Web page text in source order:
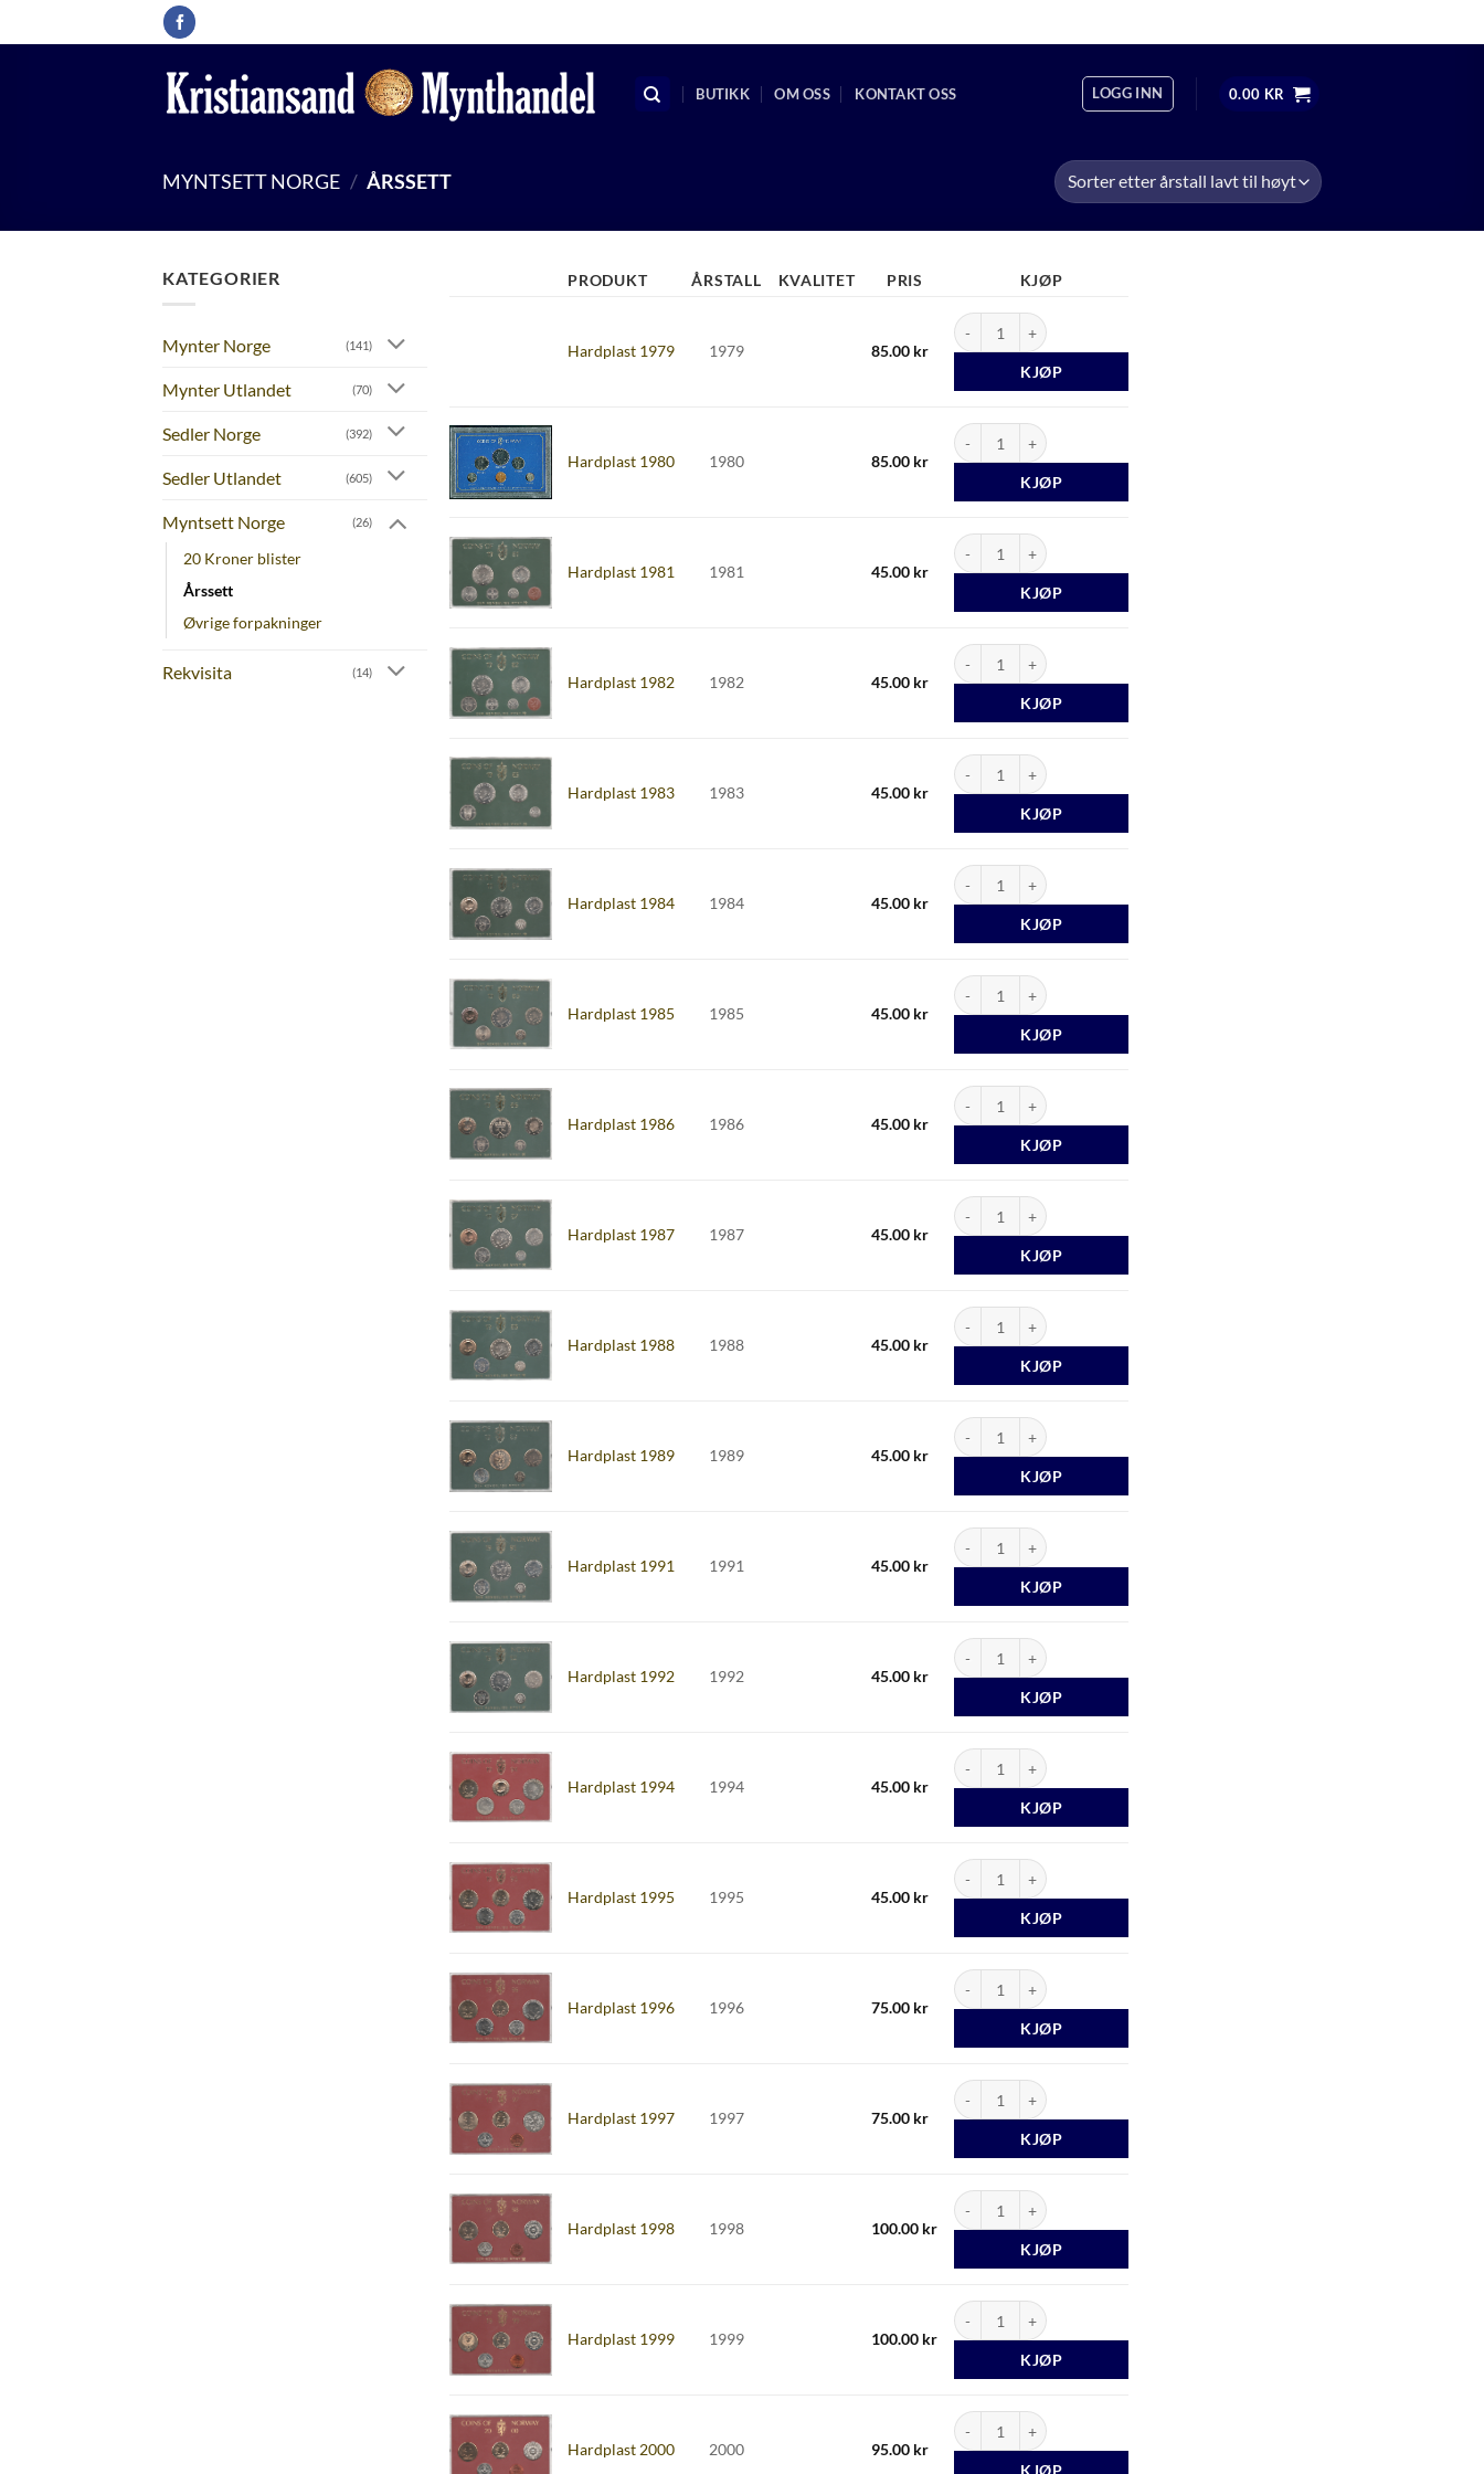
to
BUTIKK OM OSS KONTAKT OSS LOGG INN 0.00 KR
MYNTSETT NORGE / ÅRSSETT
KATEGORIER
Mynter Norge (141)
Mynter Utlandet (70)
Sedler Norge (392)
Sedler Utlandet (605)
Myntsett Norge (26)
20 Kroner blister
Årssett
Øvrige forpakninger
Rekvisita (14)
PRODUKT ÅRSTALL KVALITET PRIS KJØP
Hardplast 1979 1979 85.00 kr
Hardplast 1979 antall
KJØP
Hardplast 1980 1980 85.00 kr
Hardplast 1980 antall
KJØP
Hardplast 1981 1981 45.00 kr
Hardplast 1981 antall
KJØP
Hardplast 1982 1982 45.00 kr
Hardplast 1982 antall
KJØP
Hardplast 1983 1983 45.00 kr
Hardplast 1983 antall
KJØP
Hardplast 1984 1984 45.00 kr
Hardplast 1984 antall
KJØP
Hardplast 1985 1985 45.00 kr
Hardplast 1985 antall
KJØP
Hardplast 1986 1986 45.00 kr
Hardplast 1986 antall
KJØP
Hardplast 1987 1987 45.00 kr
Hardplast 1987 antall
KJØP
Hardplast 1988 1988 45.00 kr
Hardplast 1988 antall
KJØP
Hardplast 1989 1989 45.00 kr
Hardplast 1989 antall
KJØP
Hardplast 1991 1991 45.00 kr
Hardplast 1991 antall
KJØP
Hardplast 1992 1992 45.00 kr
Hardplast 1992 antall
KJØP
Hardplast 1994 1994 45.00 kr
Hardplast 1994 antall
KJØP
Hardplast 1995 1995 45.00 kr
Hardplast 1995 antall
KJØP
Hardplast 1996 1996 75.00 kr
Hardplast 1996 antall
KJØP
Hardplast 1997 1997 75.00 kr
Hardplast 1997 antall
KJØP
Hardplast 1998 1998 100.00 kr
Hardplast 1998 antall
KJØP
Hardplast 1999 1999 100.00 kr
Hardplast 1999 antall
KJØP
Hardplast 2000 2000 95.00 kr
Hardplast 2000 antall